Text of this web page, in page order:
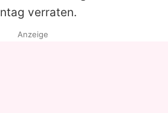
verraten.
Anzeige